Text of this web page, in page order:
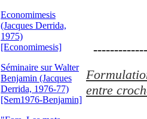
Economimesis
(Jacques Derrida,
1975)
[Economimesis]
Séminaire sur Walter
Benjamin (Jacques
Derrida, 1976-77)
[Sem1976-Benjamin]
entre